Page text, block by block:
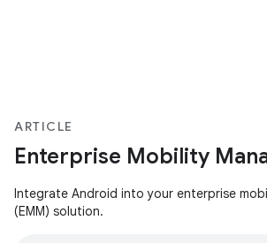
ARTICLE
Enterprise Mobility
Integrate Android into your enterprise
(EMM) solution.